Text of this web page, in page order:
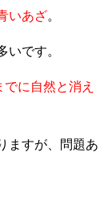
いあざ。
いです。
に自然と消え
ますが、問題あ